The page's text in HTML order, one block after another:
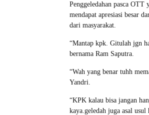
Penggeledahan pasca
mendapat apresiasi besar
dari masyarakat.
“Mantap kpk. Gitulah jgn
bernama Ram Saputra.
“Wah yang benar tuhh
Yandri.
“KPK kalau bisa jangan
kaya.geledah juga asal